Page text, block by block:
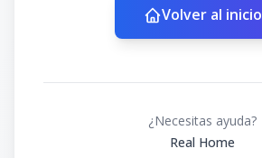
Volver al inicio
¿Necesitas ayuda?
Real Home